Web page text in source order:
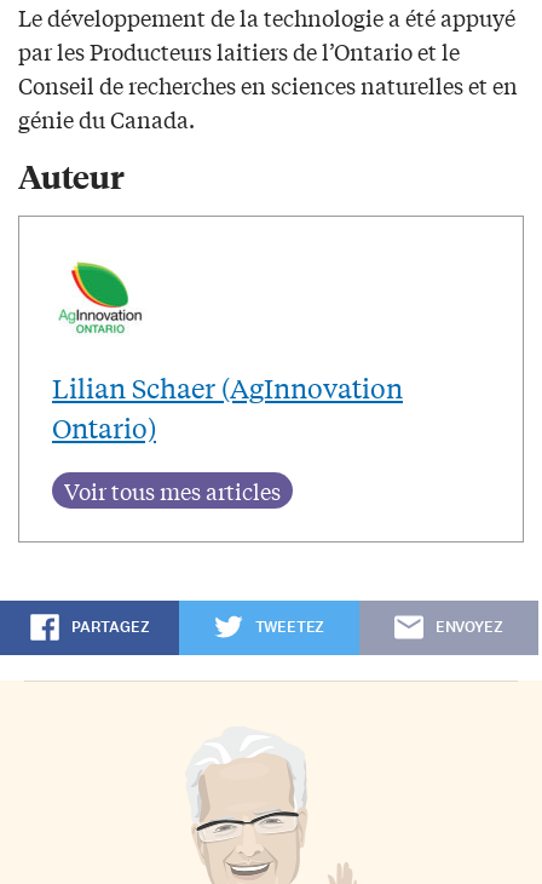
Le développement de la technologie a été appuyé
par les Producteurs laitiers de l’Ontario et le
Conseil de recherches en sciences naturelles et en
génie du Canada.
Auteur
Lilian Schaer (AgInnovation
Ontario)
PARTAGEZ TWEETEZ ENVOYEZ